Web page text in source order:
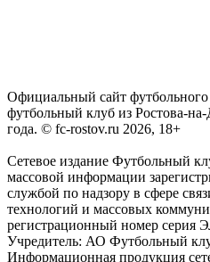
Официальный сайт
футбольный клуб из Ростова-
года. © fc-rostov.ru 2026, 18+
Сетевое издание Футбольный
массовой информации
службой по надзору в сфере
технологий и массовых
регистрационный номер
Учредитель: АО Футбольный
Информационная продукция